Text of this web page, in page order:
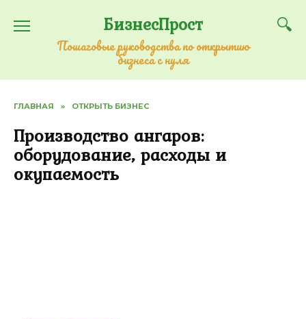
содержанию
БизнесПрост
Пошаговые руководства по открытию
бизнеса с нуля
ГЛАВНАЯ » ОТКРЫТЬ БИЗНЕС
Производство ангаров:
оборудование, расходы и
окупаемость